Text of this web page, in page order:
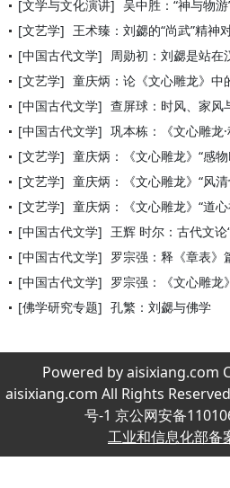
[文学与文化演讲] 吴中胜：“神与物游”：刘
[文艺学] 王术臻：刘勰的“尚武”精神
[中国古代文学] 周勋初：刘勰是站在汉代经
[文艺学] 童庆炳：论《文心雕龙》中
[中国古代文学] 查屏球：时风、家风
[中国古代文学] 巩本栋：《文心雕龙
[文艺学] 童庆炳：《文心雕龙》“感
[文艺学] 童庆炳：《文心雕龙》“风
[文艺学] 童庆炳：《文心雕龙》“道
[中国古代文学] 王辉 时尔：古代文论
[中国古代文学] 罗宗强：释《章表》
[中国古代文学] 罗宗强：《文心雕龙
[佛学研究专题] 孔繁：刘勰与佛学
Powered by aisixiang.com
aisixiang.com All Rights
号-1 京公网安备
工业和信息化部备